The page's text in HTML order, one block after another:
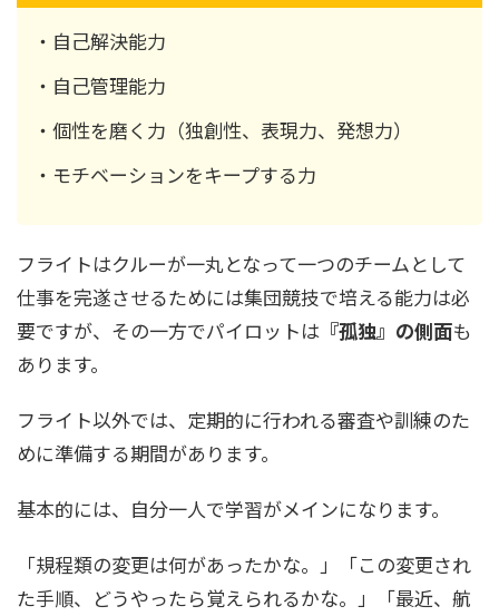
・自己解決能力
・自己管理能力
・個性を磨く力（独創性、表現力、発想力）
・モチベーションをキープする力
フライトはクルーが一丸となって一つのチームとして
仕事を完遂させるためには集団競技で培える能力は必
要ですが、その一方でパイロットは 『孤独』の側面も
あります。
フライト以外では、定期的に行われる審査や訓練のた
めに準備する期間があります。
基本的には、自分一人で学習がメインになります。
「規程類の変更は何があったかな。」「この変更され
た手順、どうやったら覚えられるかな。」「最近、航